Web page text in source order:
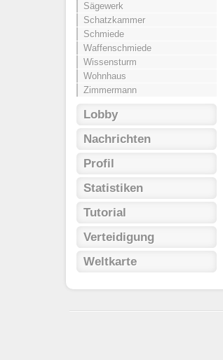
Sägewerk
Schatzkammer
Schmiede
Waffenschmiede
Wissensturm
Wohnhaus
Zimmermann
Lobby
Nachrichten
Profil
Statistiken
Tutorial
Verteidigung
Weltkarte